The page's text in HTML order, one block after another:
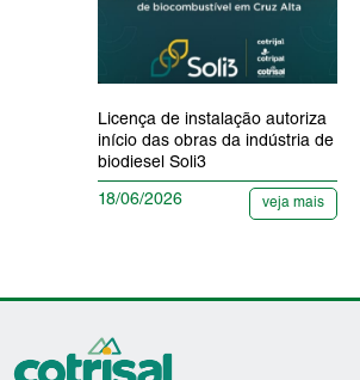
Licença de instalação autoriza
início das obras da indústria de
biodiesel Soli3
18/06/2026 veja mais